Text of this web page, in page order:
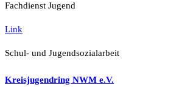
Fachdienst Jugend
Link
Schul- und Jugendsozialarbeit
Kreisjugendring NWM e.V.